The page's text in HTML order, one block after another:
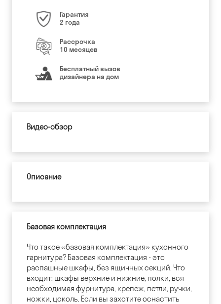
Гарантия
2 года
Рассрочка
10 месяцев
Бесплатный вызов
дизайнера на дом
Видео-обзор
Описание
Базовая комплектация
Что такое «базовая комплектация» кухонного
гарнитура? Базовая комплектация - это
распашные шкафы, без ящичных секций. Что
входит: шкафы верхние и нижние, полки, вся
необходимая фурнитура, крепёж, петли, ручки,
ножки, цоколь. Если вы захотите оснастить